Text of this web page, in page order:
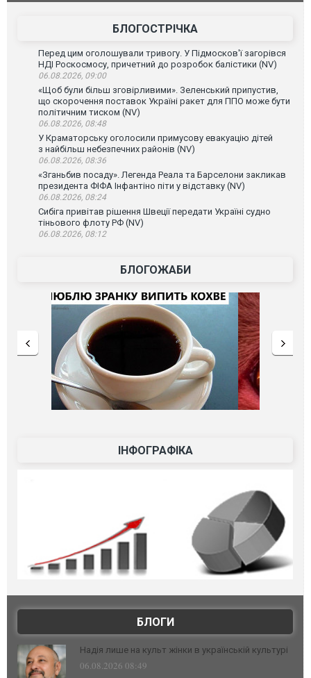
БЛОГОСТРІЧКА
Перед цим оголошували тривогу. У Підмосков'ї загорівся
НДІ Роскосмосу, причетний до розробок балістики (NV)
06.08.2026, 09:00
«Щоб були більш зговірливими». Зеленський припустив,
що скорочення поставок Україні ракет для ППО може бути
політичним тиском (NV)
06.08.2026, 08:48
У Краматорську оголосили примусову евакуацію дітей
з найбільш небезпечних районів (NV)
06.08.2026, 08:36
«Зганьбив посаду». Легенда Реала та Барселони закликав
президента ФІФА Інфантіно піти у відставку (NV)
06.08.2026, 08:24
Сибіга привітав рішення Швеції передати Україні судно
тіньового флоту РФ (NV)
06.08.2026, 08:12
БЛОГОЖАБИ
ІНФОГРАФІКА
БЛОГИ
Надія лише на культ жінки в українській культурі
06.08.2026 08:49